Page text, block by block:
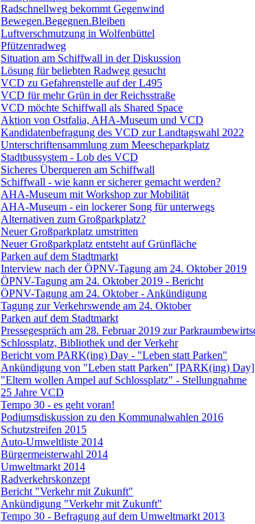
Radschnellweg bekommt Gegenwind
Bewegen.Begegnen.Bleiben
Luftverschmutzung in Wolfenbüttel
Pfützenradweg
Situation am Schiffwall in der Diskussion
Lösung für beliebten Radweg gesucht
VCD zu Gefahrenstelle auf der L495
VCD für mehr Grün in der Reichsstraße
VCD möchte Schiffwall als Shared Space
Aktion von Ostfalia, AHA-Museum und VCD
Kandidatenbefragung des VCD zur Landtagswahl 2022
Unterschriftensammlung zum Meescheparkplatz
Stadtbussystem - Lob des VCD
Sicheres Überqueren am Schiffwall
Schiffwall - wie kann er sicherer gemacht werden?
AHA-Museum mit Workshop zur Mobilität
AHA-Museum - ein lockerer Song für unterwegs
Alternativen zum Großparkplatz?
Neuer Großparkplatz umstritten
Neuer Großparkplatz entsteht auf Grünfläche
Parken auf dem Stadtmarkt
Interview nach der ÖPNV-Tagung am 24. Oktober 2019
ÖPNV-Tagung am 24. Oktober 2019 - Bericht
ÖPNV-Tagung am 24. Oktober - Ankündigung
Tagung zur Verkehrswende am 24. Oktober
Parken auf dem Stadtmarkt
Pressegespräch am 28. Februar 2019 zur
Schlossplatz, Bibliothek und der Verkehr
Bericht vom PARK(ing) Day - "Leben statt Parken"
Ankündigung von "Leben statt Parken" [PARK(ing)
"Eltern wollen Ampel auf Schlossplatz" - Stellungnahme
25 Jahre VCD
Tempo 30 - es geht voran!
Podiumsdiskussion zu den Kommunalwahlen 2016
Schutzstreifen 2015
Auto-Umweltliste 2014
Bürgermeisterwahl 2014
Umweltmarkt 2014
Radverkehrskonzept
Bericht "Verkehr mit Zukunft"
Ankündigung "Verkehr mit Zukunft"
Tempo 30 - Befragung auf dem Umweltmarkt 2013